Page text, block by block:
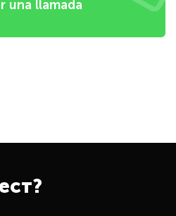
una llamada